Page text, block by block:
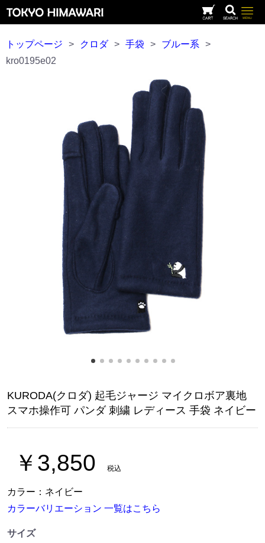
トップページ > クロダ > 手袋 > ブルー系
>
kro0195e02
KURODA(クロダ) 起毛ジャージ マイクロボア裏地
スマホ操作可 パンダ 刺繍 レディース 手袋 ネイビー
￥3,850 税込
カラー：ネイビー
カラーバリエーション 一覧はこちら
サイズ